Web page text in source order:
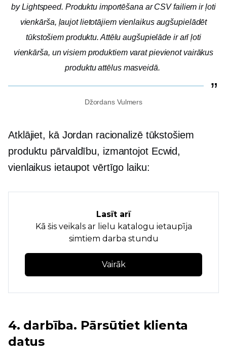
by Lightspeed. Produktu importēšana ar CSV failiem ir ļoti
vienkārša, ļaujot lietotājiem vienlaikus augšupielādēt
tūkstošiem produktu. Attēlu augšupielāde ir arī ļoti
vienkārša, un visiem produktiem varat pievienot vairākus
produktu attēlus masveidā.
Džordans Vulmers
Atklājiet, kā Jordan racionalizē tūkstošiem
produktu pārvaldību, izmantojot Ecwid,
vienlaikus ietaupot vērtīgo laiku:
Lasīt arī
Kā šis veikals ar lielu katalogu ietaupīja
simtiem darba stundu
Vairāk
4. darbība. Pārsūtiet klienta
datus